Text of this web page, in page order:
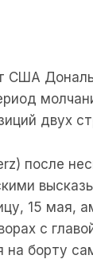
США
двух
после
15 мая,
с
на борту